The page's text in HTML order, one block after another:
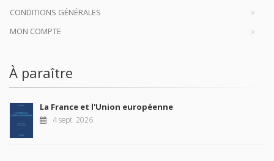
CONDITIONS GÉNÉRALES
MON COMPTE
À paraître
La France et l'Union européenne
4 sept. 2026